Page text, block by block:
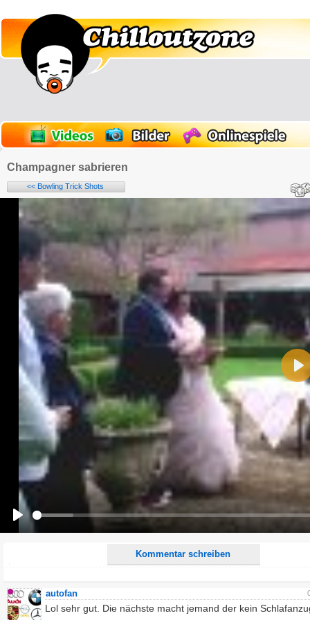
Champagner sabrieren
<< Bowling Trick Shots
Kommentar schreiben
Name:
E-Mail-Adresse (optional):
Kommentar:
Alle HTML-Tags außer <br>, <strike> und <i> werden aus Deinem Kommentar entfernt.
URLs werden automatisch umgewandelt. Bitte verwende "www." oder "http://" in URLs
Ich möchte eine E-Mail, wenn zu meinem Kommentar Antworten erscheinen.
Ich möchte eine E-Mail, wenn auf dieser Seite weitere Kommentare erscheinen.
autofan
Lol sehr gut. Die nächste macht jemand der kein